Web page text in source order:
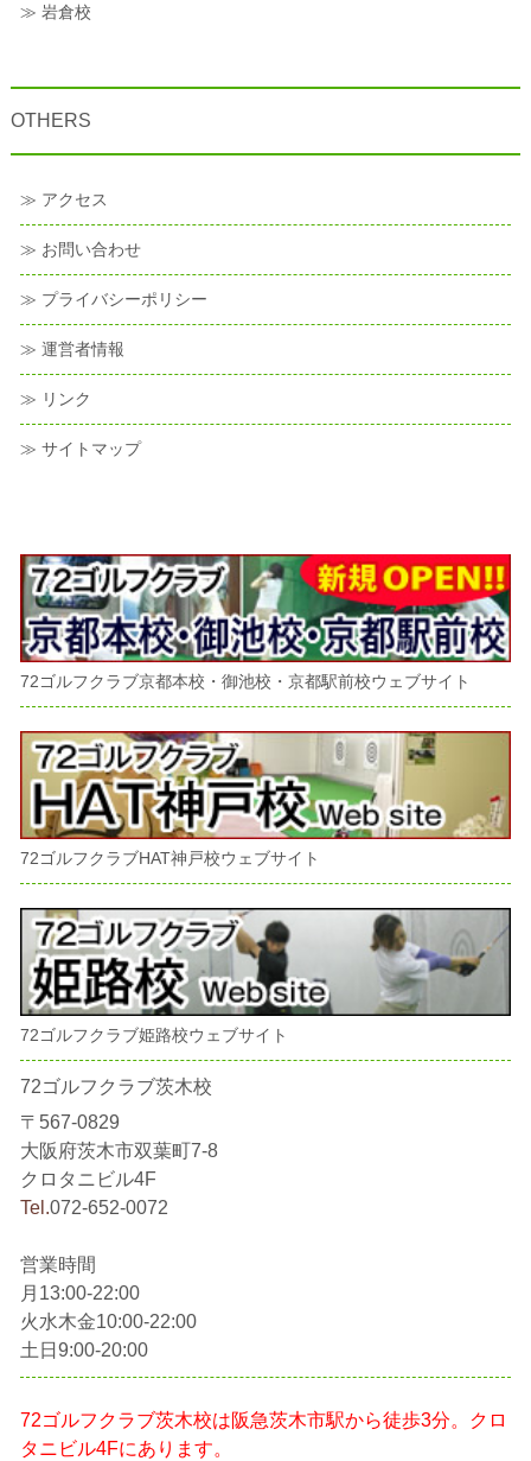
≫ 岩倉校
OTHERS
≫ アクセス
≫ お問い合わせ
≫ プライバシーポリシー
≫ 運営者情報
≫ リンク
≫ サイトマップ
72ゴルフクラブ京都本校・御池校・京都駅前校ウェブサイト
72ゴルフクラブHAT神戸校ウェブサイト
72ゴルフクラブ姫路校ウェブサイト
72ゴルフクラブ茨木校
〒567-0829
大阪府茨木市双葉町7-8
クロタニビル4F
Tel.072-652-0072
営業時間
月13:00-22:00
火水木金10:00-22:00
土日9:00-20:00
72ゴルフクラブ茨木校は阪急茨木市駅から徒歩3分。クロ
タニビル4Fにあります。